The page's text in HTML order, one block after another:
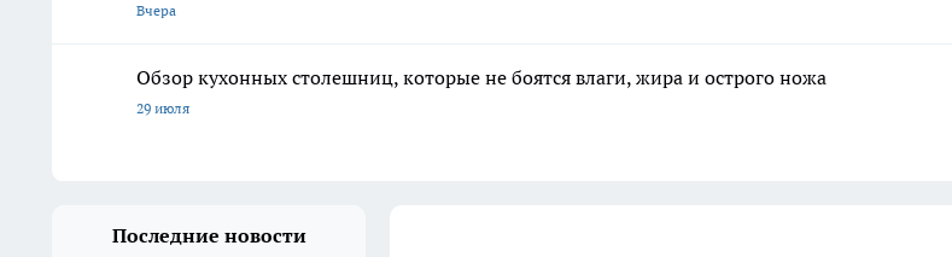
Вчера
Обзор кухонных столешниц, которые не боятся влаги, жира и острого ножа
29 июля
Последние новости